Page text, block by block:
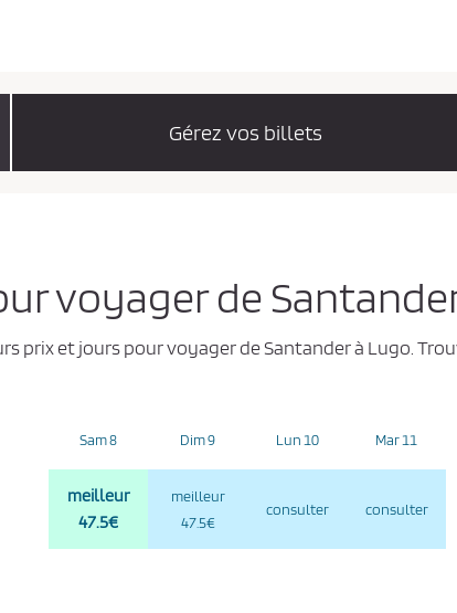
Gérez vos billets
voyager de
prix et jours pour voyager de Santander à Lugo.
Sam 8
meilleur
47.5€
Dim 9
meilleur
47.5€
Lun 10
consulter
Mar 11
consulter